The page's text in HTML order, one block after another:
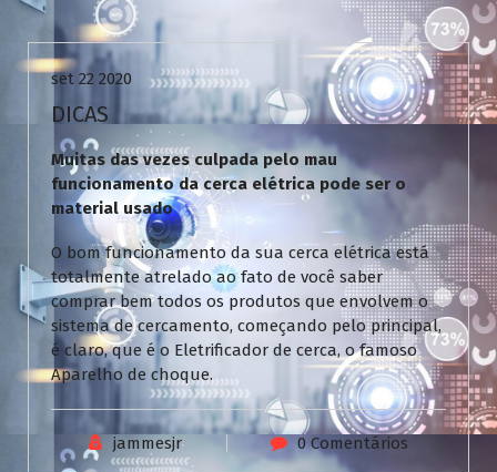
Uncategorized
set 22 2020
DICAS
Muitas das vezes culpada pelo mau
funcionamento da cerca elétrica pode ser o
material usado
O bom funcionamento da sua cerca elétrica está
totalmente atrelado ao fato de você saber
comprar bem todos os produtos que envolvem o
sistema de cercamento, começando pelo principal,
é claro, que é o Eletrificador de cerca, o famoso
Aparelho de choque.
jammesjr 0 Comentários